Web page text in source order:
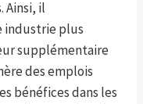
Ainsi, il
industrie plus
supplémentaire
des emplois
bénéfices dans les